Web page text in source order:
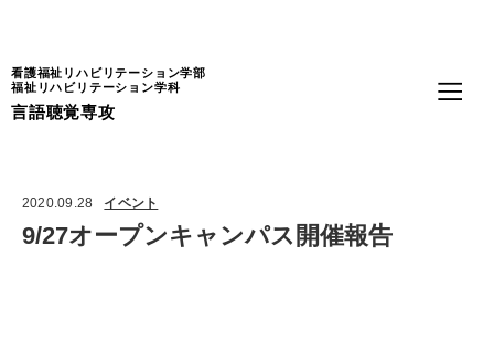
看護福祉リハビリテーション学部
福祉リハビリテーション学科
言語聴覚専攻
2020.09.28 イベント
9/27オープンキャンパス開催報告